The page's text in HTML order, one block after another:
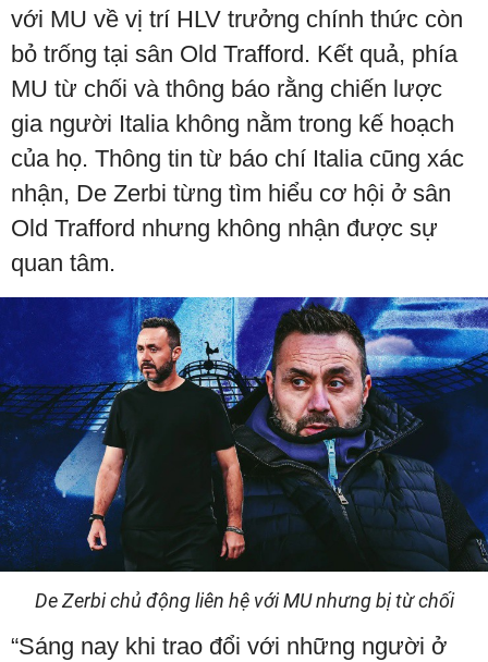
với MU về vị trí HLV trưởng chính thức còn
bỏ trống tại sân Old Trafford. Kết quả, phía
MU từ chối và thông báo rằng chiến lược
gia người Italia không nằm trong kế hoạch
của họ. Thông tin từ báo chí Italia cũng xác
nhận, De Zerbi từng tìm hiểu cơ hội ở sân
Old Trafford nhưng không nhận được sự
quan tâm.
De Zerbi chủ động liên hệ với MU nhưng bị từ chối
“Sáng nay khi trao đổi với những người ở